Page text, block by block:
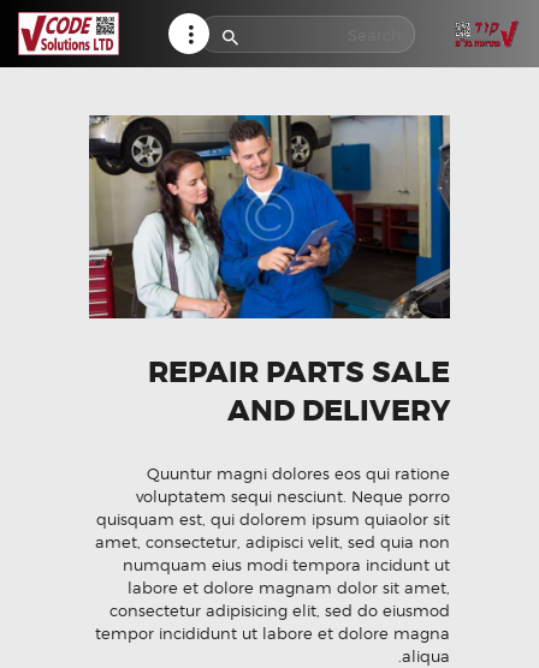
HELP CENTER
RETURN POLICY
CONTACTS
REPAIR PARTS SALE
AND DELIVERY
Quuntur magni dolores eos qui ratione
voluptatem sequi nesciunt. Neque porro
quisquam est, qui dolorem ipsum quiaolor sit
amet, consectetur, adipisci velit, sed quia non
numquam eius modi tempora incidunt ut
labore et dolore magnam dolor sit amet,
consectetur adipisicing elit, sed do eiusmod
tempor incididunt ut labore et dolore magna
aliqua.